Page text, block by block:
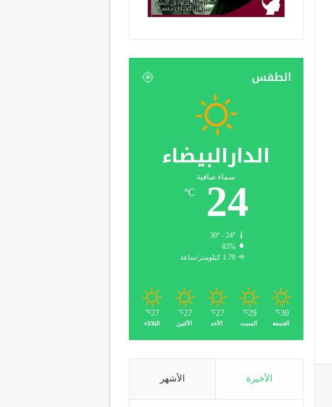
الطقس
الدارالبيضاء
سماء صافية
24
℃
30º - 24º
83%
1.79 كيلومتر/ساعة
30
℃
الجمعة
29
℃
السبت
27
℃
الأحد
27
℃
الأثنين
27
℃
الثلاثاء
الأخيرة الأشهر